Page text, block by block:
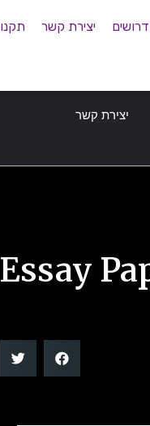
דרושים יצירת קשר
יצירת קשר